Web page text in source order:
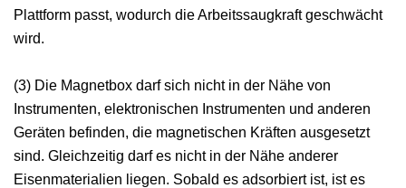
Plattform passt, wodurch die Arbeitssaugkraft geschwächt
wird.
(3) Die Magnetbox darf sich nicht in der Nähe von
Instrumenten, elektronischen Instrumenten und anderen
Geräten befinden, die magnetischen Kräften ausgesetzt
sind. Gleichzeitig darf es nicht in der Nähe anderer
Eisenmaterialien liegen. Sobald es adsorbiert ist, ist es